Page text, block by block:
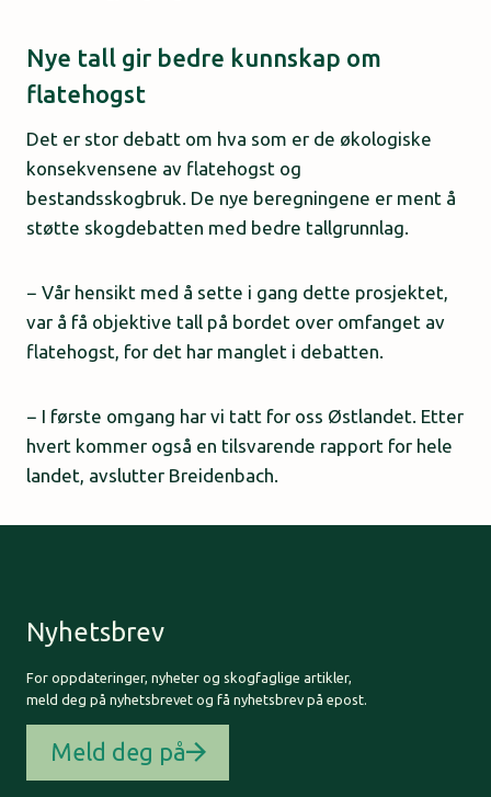
Nye tall gir bedre kunnskap om
flatehogst
Det er stor debatt om hva som er de økologiske
konsekvensene av flatehogst og
bestandsskogbruk. De nye beregningene er ment å
støtte skogdebatten med bedre tallgrunnlag.
− Vår hensikt med å sette i gang dette prosjektet,
var å få objektive tall på bordet over omfanget av
flatehogst, for det har manglet i debatten.
− I første omgang har vi tatt for oss Østlandet. Etter
hvert kommer også en tilsvarende rapport for hele
landet, avslutter Breidenbach.
Nyhetsbrev
For oppdateringer, nyheter og skogfaglige artikler,
meld deg på nyhetsbrevet og få nyhetsbrev på epost.
Meld deg på